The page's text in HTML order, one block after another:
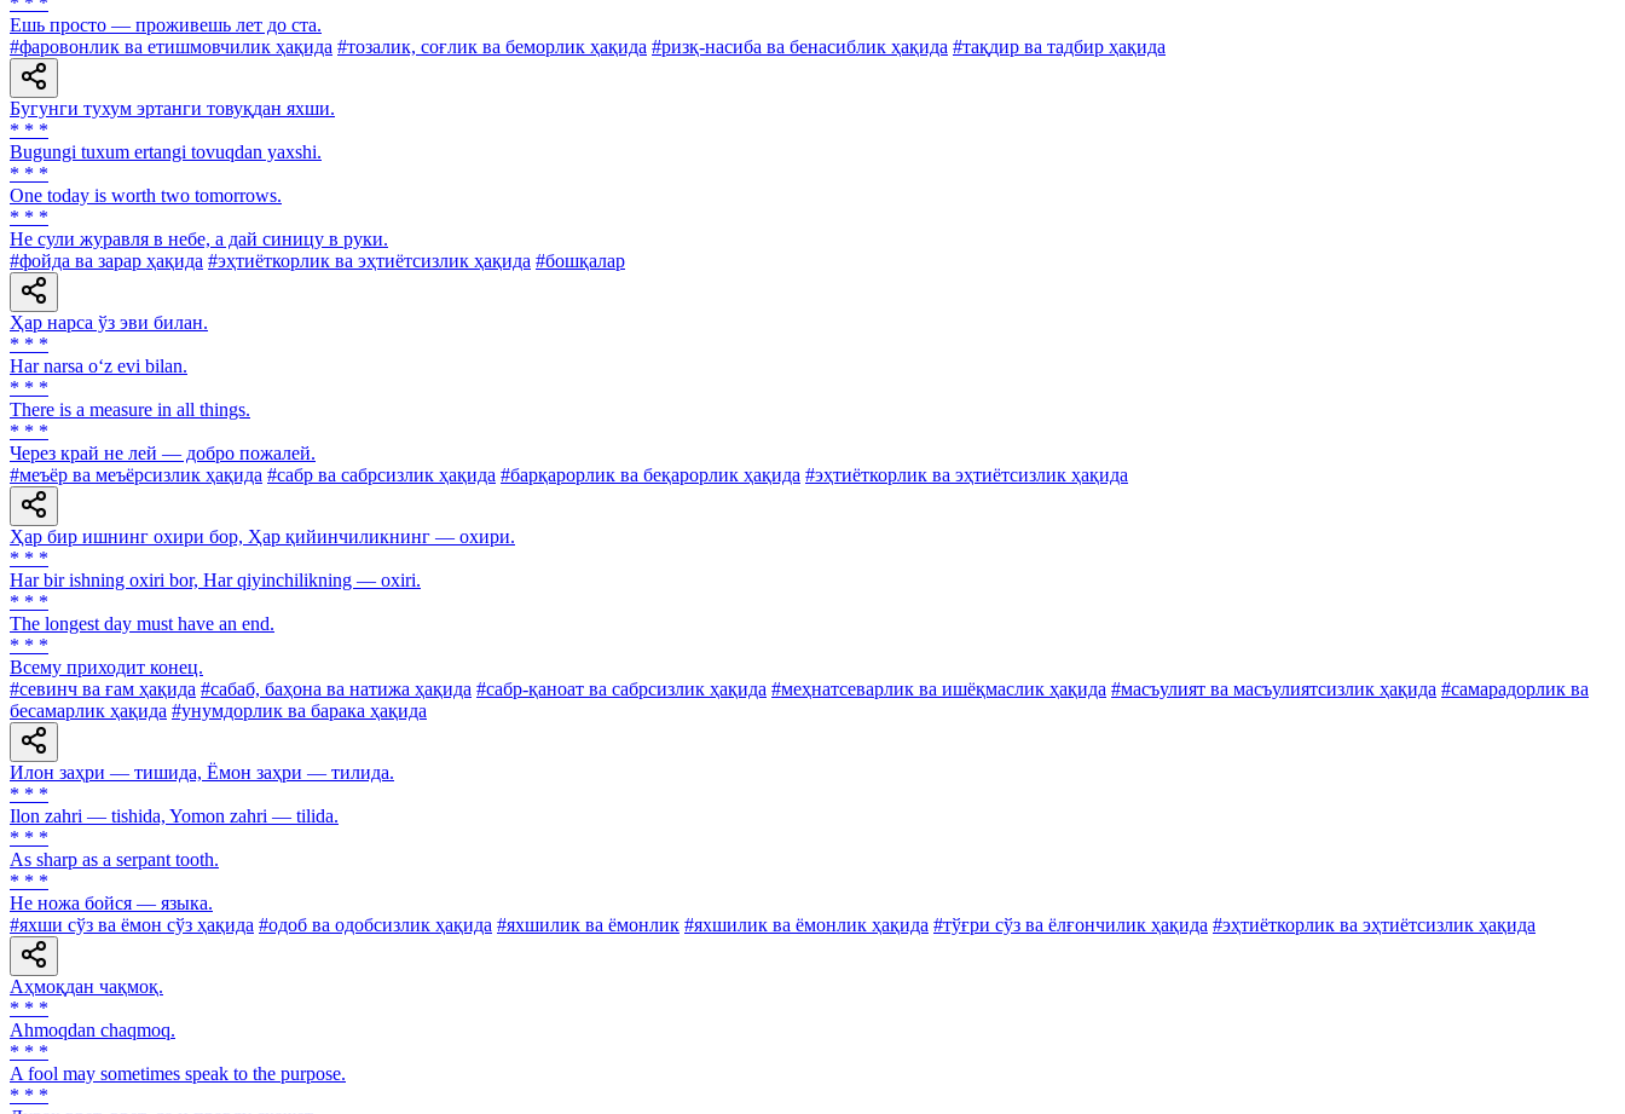
Ешь просто — проживешь лет до ста.
#фаровонлик ва етишмовчилик ҳақида #тозалик, соғлик ва беморлик ҳақида #ризқ-насиба ва бенасиблик ҳақида #тақдир ва тадбир ҳақида
Бугунги тухум эртанги товуқдан яхши.
* * *
Bugungi tuxum ertangi tovuqdan yaxshi.
* * *
One today is worth two tomorrows.
* * *
He сули журавля в небе, а дай синицу в руки.
#фойда ва зарар ҳақида #эҳтиёткорлик ва эҳтиётсизлик ҳақида #бошқалар
Ҳар нарса ўз эви билан.
* * *
Har narsa o‘z evi bilan.
* * *
There is a measure in all things.
* * *
Через край не лей — добро пожалей.
#меъёр ва меъёрсизлик ҳақида #сабр ва сабрсизлик ҳақида #барқарорлик ва беқарорлик ҳақида #эҳтиёткорлик ва эҳтиётсизлик ҳақида
Ҳар бир ишнинг охири бор, Ҳар қийинчиликнинг — охири.
* * *
Har bir ishning oxiri bor, Har qiyinchilikning — oxiri.
* * *
The longest day must have an end.
* * *
Всему приходит конец.
#севинч ва ғам ҳақида #сабаб, баҳона ва натижа ҳақида #сабр-қаноат ва сабрсизлик ҳақида #меҳнатсеварлик ва ишёқмаслик ҳақида #масъулият ва масъулиятсизлик ҳақида #самарадорлик ва
бесамарлик ҳақида #унумдорлик ва барака ҳақида
Илон заҳри — тишида, Ёмон заҳри — тилида.
* * *
Ilon zahri — tishida, Yomon zahri — tilida.
* * *
As sharp as a serpant tooth.
* * *
Не ножа бойся — языка.
#яхши сўз ва ёмон сўз ҳақида #одоб ва одобсизлик ҳақида #яхшилик ва ёмонлик #яхшилик ва ёмонлик ҳақида #тўғри сўз ва ёлғончилик ҳақида #эҳтиёткорлик ва эҳтиётсизлик ҳақида
Аҳмоқдан чақмоқ.
* * *
Ahmoqdan chaqmoq.
* * *
A fool may sometimes speak to the purpose.
* * *